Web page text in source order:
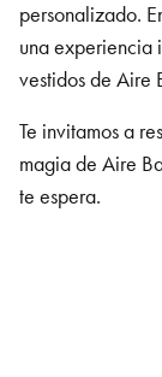
personalizado.
una experiencia
vestidos de Aire
Te invitamos a
magia de Aire
te espera.